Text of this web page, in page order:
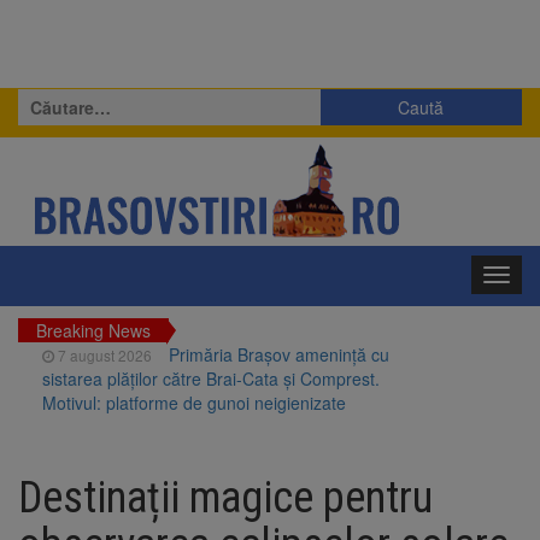
Caută
după:
Breaking News
7 august 2026
Primăria Brașov amenință cu
sistarea plăților către Brai-Cata și Comprest.
Motivul: platforme de gunoi neigienizate
Piața Star din Brașov au fost demolate
Destinații magice pentru